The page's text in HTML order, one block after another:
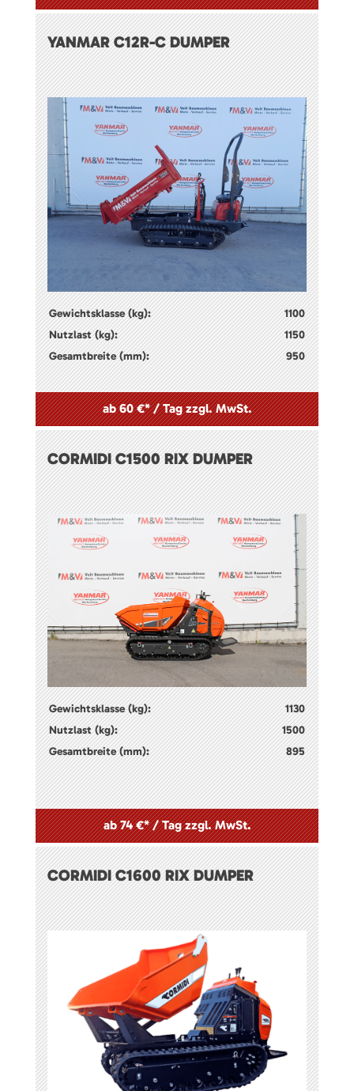
YANMAR C12R-C DUMPER
Gewichtsklasse (kg):
1100
Nutzlast (kg):
1150
Gesamtbreite (mm):
950
ab 60 €* / Tag zzgl. MwSt.
CORMIDI C1500 RIX DUMPER
Gewichtsklasse (kg):
1130
Nutzlast (kg):
1500
Gesamtbreite (mm):
895
ab 74 €* / Tag zzgl. MwSt.
CORMIDI C1600 RIX DUMPER